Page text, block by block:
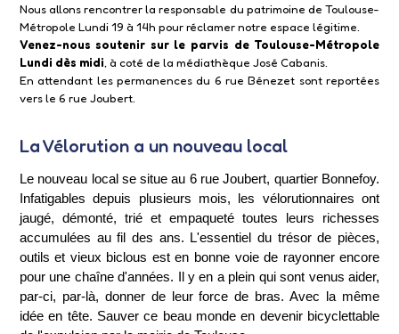
Nous allons rencontrer la responsable du patrimoine de Toulouse-
Métropole Lundi 19 à 14h pour réclamer notre espace légitime.
Venez-nous soutenir sur le parvis de Toulouse-Métropole
Lundi dès midi, à coté de la médiathèque José Cabanis.
En attendant les permanences du 6 rue Bénezet sont reportées
vers le 6 rue Joubert.
La Vélorution a un nouveau local
Le nouveau local se situe au 6 rue Joubert, quartier Bonnefoy.
Infatigables depuis plusieurs mois, les vélorutionnaires ont
jaugé, démonté, trié et empaqueté toutes leurs richesses
accumulées au fil des ans. L'essentiel du trésor de pièces,
outils et vieux biclous est en bonne voie de rayonner encore
pour une chaîne d'années. Il y en a plein qui sont venus aider,
par-ci, par-là, donner de leur force de bras. Avec la même
idée en tête. Sauver ce beau monde en devenir bicyclettable